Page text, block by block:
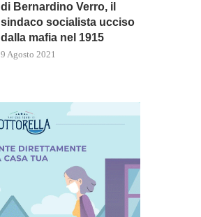
di Bernardino Verro, il
sindaco socialista ucciso
dalla mafia nel 1915
9 Agosto 2021